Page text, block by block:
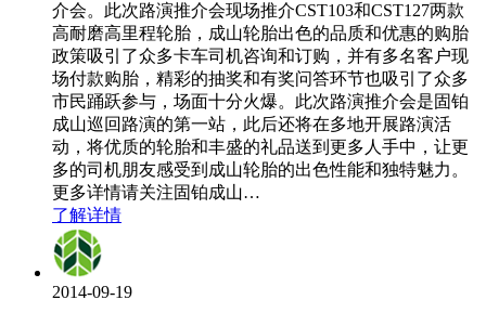
介会。此次路演推介会现场推介CST103和CST127两款
高耐磨高里程轮胎，成山轮胎出色的品质和优惠的购胎
政策吸引了众多卡车司机咨询和订购，并有多名客户现
场付款购胎，精彩的抽奖和有奖问答环节也吸引了众多
市民踊跃参与，场面十分火爆。此次路演推介会是固铂
成山巡回路演的第一站，此后还将在多地开展路演活
动，将优质的轮胎和丰盛的礼品送到更多人手中，让更
多的司机朋友感受到成山轮胎的出色性能和独特魅力。
更多详情请关注固铂成山…
了解详情
2014-09-19